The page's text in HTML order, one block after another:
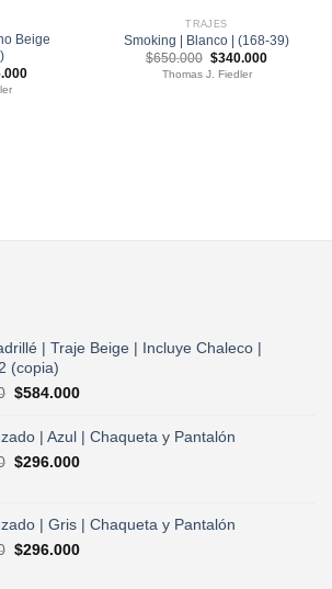
Beige
El
TRAJES
Smoking | Blanco | (168-39)
$650.000 El
precio
original
$340.000El
Thomas J. Fiedler
| Traje Beige | Incluye Chaleco |
(copia)
El
original
era:
$730.000.
$584.000El
actual
es:
| Azul | Chaqueta y Pantalón
El
era:
$490.000.
$296.000El
es:
| Gris | Chaqueta y Pantalón
El
$296.000El